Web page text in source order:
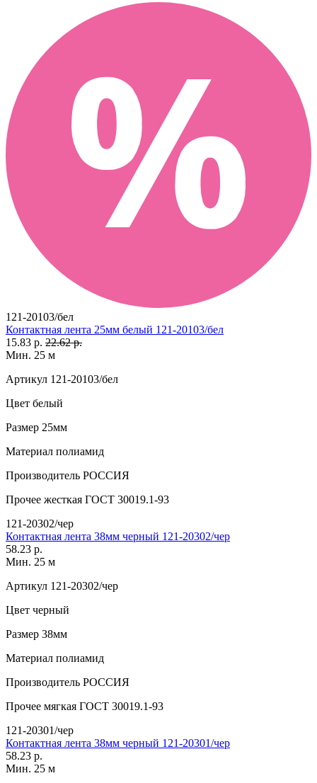
121-20103/бел
Контактная лента 25мм белый 121-20103/бел
15.83 р. 22.62 р.
Мин. 25 м
Артикул 121-20103/бел
Цвет белый
Размер 25мм
Материал полиамид
Производитель РОССИЯ
Прочее жесткая ГОСТ 30019.1-93
121-20302/чер
Контактная лента 38мм черный 121-20302/чер
58.23 р.
Мин. 25 м
Артикул 121-20302/чер
Цвет черный
Размер 38мм
Материал полиамид
Производитель РОССИЯ
Прочее мягкая ГОСТ 30019.1-93
121-20301/чер
Контактная лента 38мм черный 121-20301/чер
58.23 р.
Мин. 25 м